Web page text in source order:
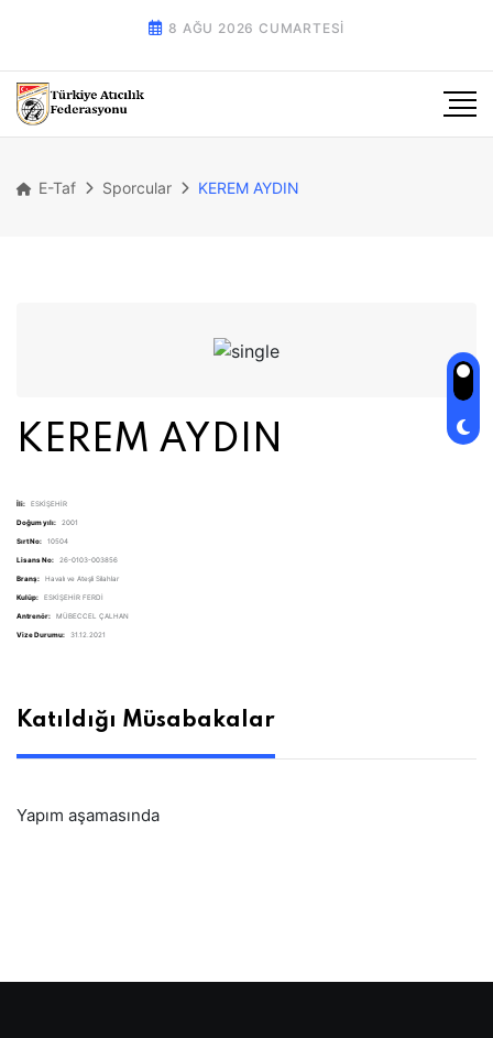
8 AĞU 2026 CUMARTESI
E-Taf Sporcular KEREM AYDIN
KEREM AYDIN
İli: ESKİŞEHİR
Doğum yılı: 2001
Sırt No: 10504
Lisans No: 26-0103-003856
Branş: Havalı ve Ateşli Silahlar
Kulüp: ESKİŞEHİR FERDİ
Antrenör: MÜBECCEL ÇALHAN
Vize Durumu: 31.12.2021
Katıldığı Müsabakalar
Yapım aşamasında